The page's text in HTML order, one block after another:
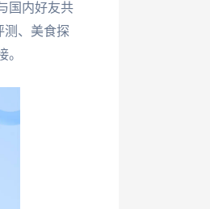
国内好友共
测、美食探